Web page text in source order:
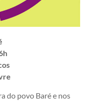
do povo Baré e nos